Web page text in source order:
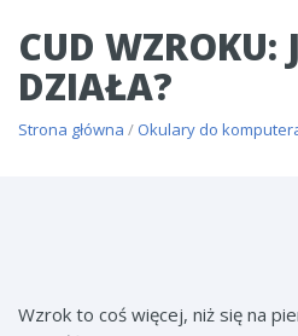
CUD WZROKU:
DZIAŁA?
Strona główna / Okulary do
Wzrok to coś więcej, niż się na